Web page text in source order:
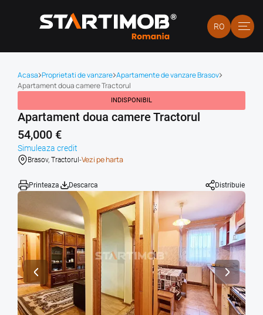
RO
Acasa Proprietati de vanzare Apartamente de vanzare Brasov
Apartament doua camere Tractorul
INDISPONIBIL
Apartament doua camere Tractorul
54,000 €
Simuleaza credit
Brasov, Tractorul-Vezi pe harta
Printeaza Descarca Distribuie